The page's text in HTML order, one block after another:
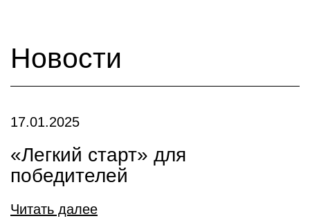
Новости
17.01.2025
«Легкий старт» для
победителей
Читать далее